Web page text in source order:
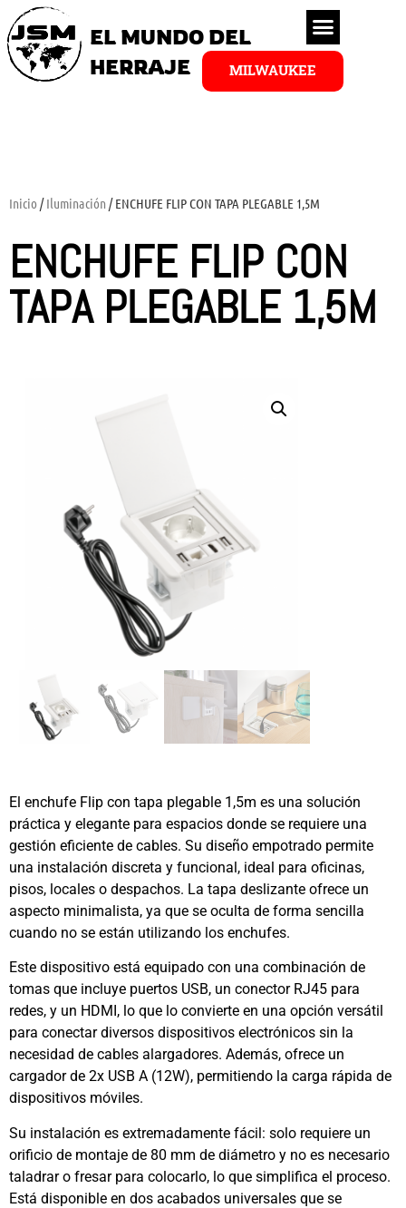
EL MUNDO DEL
HERRAJE
MILWAUKEE
Inicio /Iluminación / ENCHUFE FLIP CON TAPA PLEGABLE 1,5M
ENCHUFE FLIP CON
TAPA PLEGABLE 1,5M
El enchufe Flip con tapa plegable 1,5m es una solución
práctica y elegante para espacios donde se requiere una
gestión eficiente de cables. Su diseño empotrado permite
una instalación discreta y funcional, ideal para oficinas,
pisos, locales o despachos. La tapa deslizante ofrece un
aspecto minimalista, ya que se oculta de forma sencilla
cuando no se están utilizando los enchufes.
Este dispositivo está equipado con una combinación de
tomas que incluye puertos USB, un conector RJ45 para
redes, y un HDMI, lo que lo convierte en una opción versátil
para conectar diversos dispositivos electrónicos sin la
necesidad de cables alargadores. Además, ofrece un
cargador de 2x USB A (12W), permitiendo la carga rápida de
dispositivos móviles.
Su instalación es extremadamente fácil: solo requiere un
orificio de montaje de 80 mm de diámetro y no es necesario
taladrar o fresar para colocarlo, lo que simplifica el proceso.
Está disponible en dos acabados universales que se